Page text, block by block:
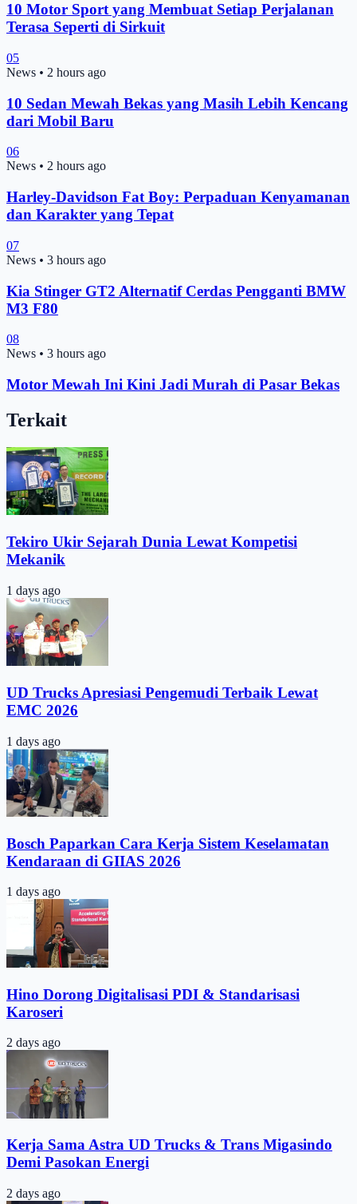
10 Motor Sport yang Membuat Setiap Perjalanan
Terasa Seperti di Sirkuit
05
News • 2 hours ago
10 Sedan Mewah Bekas yang Masih Lebih Kencang
dari Mobil Baru
06
News • 2 hours ago
Harley-Davidson Fat Boy: Perpaduan Kenyamanan
dan Karakter yang Tepat
07
News • 3 hours ago
Kia Stinger GT2 Alternatif Cerdas Pengganti BMW
M3 F80
08
News • 3 hours ago
Motor Mewah Ini Kini Jadi Murah di Pasar Bekas
Terkait
Tekiro Ukir Sejarah Dunia Lewat Kompetisi
Mekanik
1 days ago
UD Trucks Apresiasi Pengemudi Terbaik Lewat
EMC 2026
1 days ago
Bosch Paparkan Cara Kerja Sistem Keselamatan
Kendaraan di GIIAS 2026
1 days ago
Hino Dorong Digitalisasi PDI & Standarisasi
Karoseri
2 days ago
Kerja Sama Astra UD Trucks & Trans Migasindo
Demi Pasokan Energi
2 days ago